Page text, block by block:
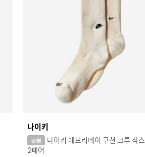
나이키
나이키 에브리데이 쿠션 크루 삭스
2페어